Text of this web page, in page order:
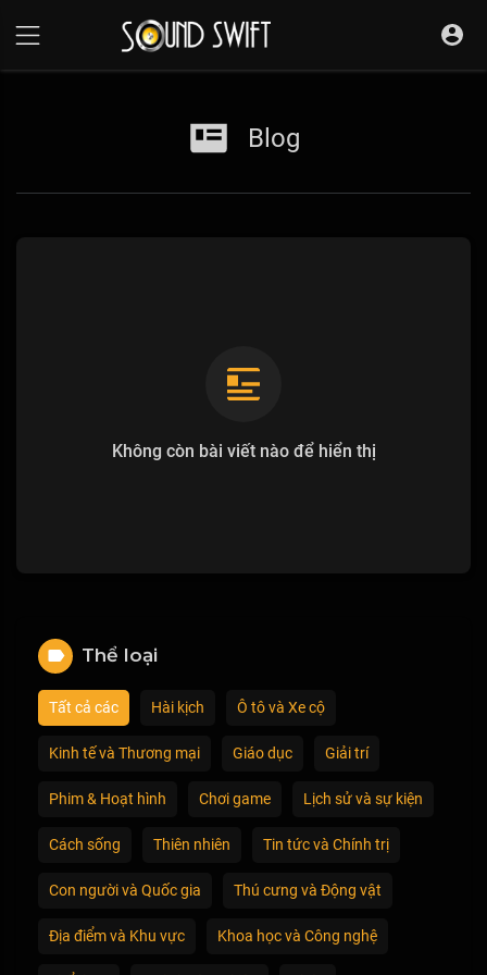
Blog
Không còn bài viết nào để hiển thị
Thể loại
Tất cả các Hài kịch Ô tô và Xe cộ
Kinh tế và Thương mại Giáo dục Giải trí
Phim & Hoạt hình Chơi game Lịch sử và sự kiện
Cách sống Thiên nhiên Tin tức và Chính trị
Con người và Quốc gia Thú cưng và Động vật
Địa điểm và Khu vực Khoa học và Công nghệ